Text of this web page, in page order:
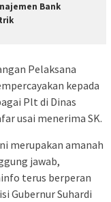
Bank
Pelaksana
kepada
Plt di Dinas
usai menerima SK.
merupakan amanah
jawab,
terus berperan
Gubernur Suhardi